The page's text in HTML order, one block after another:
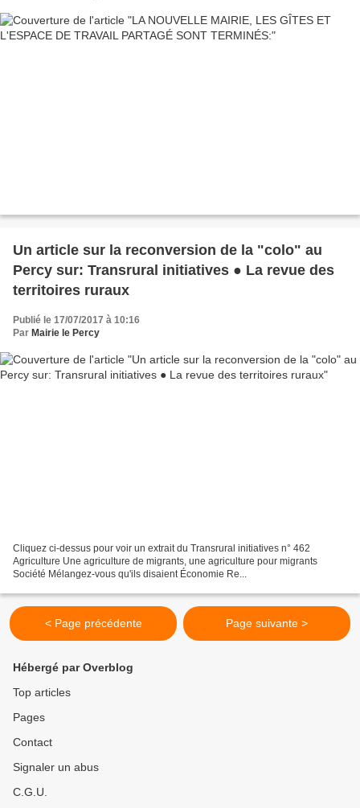
Un article sur la reconversion de la "colo" au
Percy sur: Transrural initiatives ● La revue des
territoires ruraux
Publié le 17/07/2017 à 10:16
Par Mairie le Percy
Cliquez ci-dessus pour voir un extrait du Transrural initiatives n° 462
Agriculture Une agriculture de migrants, une agriculture pour migrants
Société Mélangez-vous qu'ils disaient Économie Re...
< Page précédente Page suivante >
Hébergé par Overblog
Top articles
Pages
Contact
Signaler un abus
C.G.U.